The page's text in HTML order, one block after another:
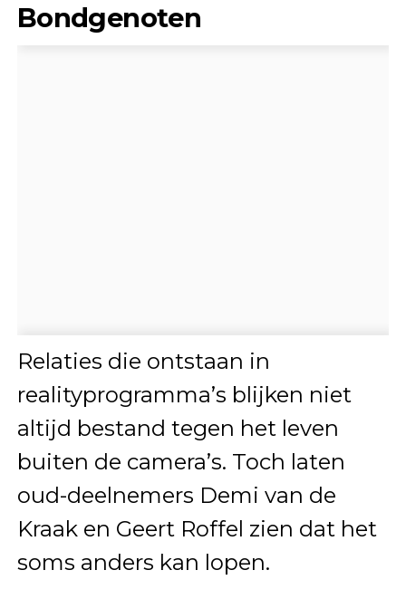
Bondgenoten
Relaties die ontstaan in
realityprogramma’s blijken niet
altijd bestand tegen het leven
buiten de camera’s. Toch laten
oud-deelnemers Demi van de
Kraak en Geert Roffel zien dat het
soms anders kan lopen.